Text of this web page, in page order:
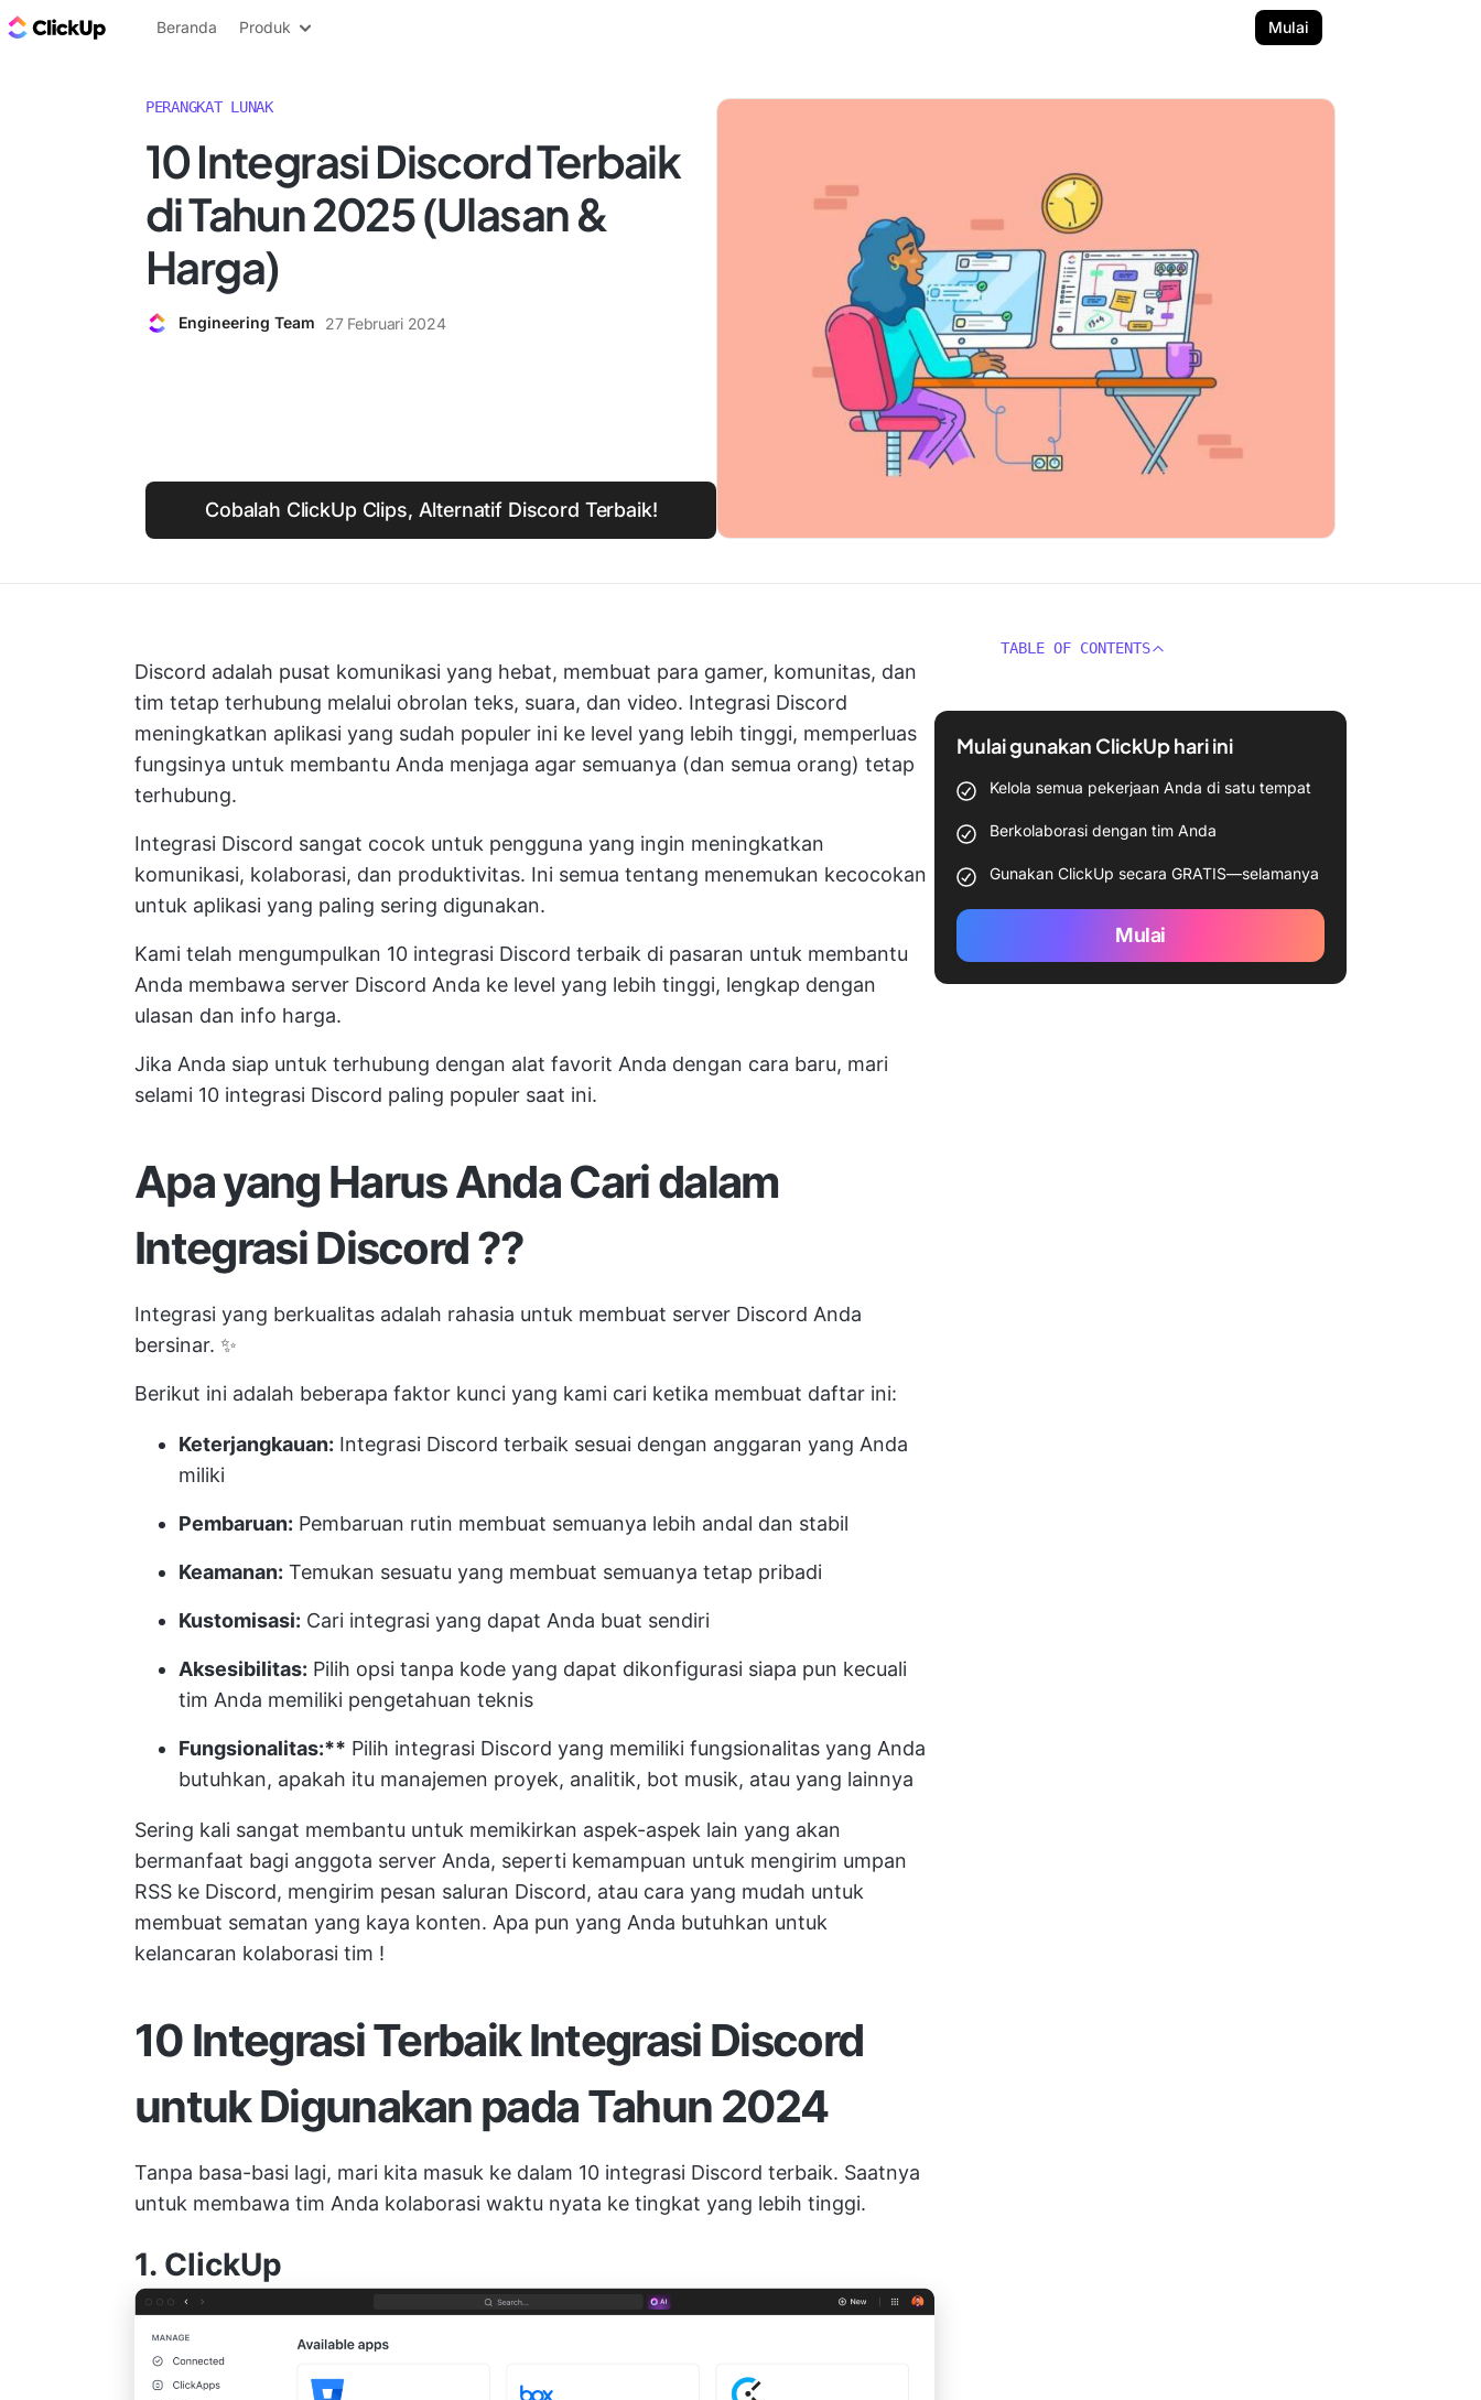
Blog ClickUp
Beranda Produk Mulai
PERANGKAT LUNAK
10 Integrasi Discord Terbaik
di Tahun 2025 (Ulasan &
Harga)
Engineering Team 27 Februari 2024
Cobalah ClickUp Clips, Alternatif Discord Terbaik!
Discord adalah pusat komunikasi yang hebat, membuat para gamer, komunitas, dan
tim tetap terhubung melalui obrolan teks, suara, dan video. Integrasi Discord
meningkatkan aplikasi yang sudah populer ini ke level yang lebih tinggi, memperluas
fungsinya untuk membantu Anda menjaga agar semuanya (dan semua orang) tetap
terhubung.
Integrasi Discord sangat cocok untuk pengguna yang ingin meningkatkan
komunikasi, kolaborasi, dan produktivitas. Ini semua tentang menemukan kecocokan
untuk aplikasi yang paling sering digunakan.
Kami telah mengumpulkan 10 integrasi Discord terbaik di pasaran untuk membantu
Anda membawa server Discord Anda ke level yang lebih tinggi, lengkap dengan
ulasan dan info harga.
Jika Anda siap untuk terhubung dengan alat favorit Anda dengan cara baru, mari
selami 10 integrasi Discord paling populer saat ini.
Apa yang Harus Anda Cari dalam
Integrasi Discord??
Integrasi yang berkualitas adalah rahasia untuk membuat server Discord Anda
bersinar. ✨
Berikut ini adalah beberapa faktor kunci yang kami cari ketika membuat daftar ini:
Keterjangkauan: Integrasi Discord terbaik sesuai dengan anggaran yang Anda
miliki
Pembaruan: Pembaruan rutin membuat semuanya lebih andal dan stabil
Keamanan: Temukan sesuatu yang membuat semuanya tetap pribadi
Kustomisasi: Cari integrasi yang dapat Anda buat sendiri
Aksesibilitas: Pilih opsi tanpa kode yang dapat dikonfigurasi siapa pun kecuali
tim Anda memiliki pengetahuan teknis
Fungsionalitas:** Pilih integrasi Discord yang memiliki fungsionalitas yang Anda
butuhkan, apakah itu manajemen proyek, analitik, bot musik, atau yang lainnya
Sering kali sangat membantu untuk memikirkan aspek-aspek lain yang akan
bermanfaat bagi anggota server Anda, seperti kemampuan untuk mengirim umpan
RSS ke Discord, mengirim pesan saluran Discord, atau cara yang mudah untuk
membuat sematan yang kaya konten. Apa pun yang Anda butuhkan untuk
kelancaran kolaborasi tim !
10 Integrasi TerbaikIntegrasi Discord
untuk Digunakan pada Tahun 2024
Tanpa basa-basi lagi, mari kita masuk ke dalam 10 integrasi Discord terbaik. Saatnya
untuk membawa tim Anda kolaborasi waktu nyata ke tingkat yang lebih tinggi.
1. ClickUp
TABLE OF CONTENTS
Mulai gunakan ClickUp hari ini
Kelola semua pekerjaan Anda di satu tempat
Berkolaborasi dengan tim Anda
Gunakan ClickUp secara GRATIS—selamanya
Mulai